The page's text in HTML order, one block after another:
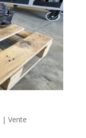
| Vente